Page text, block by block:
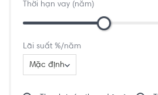
Thời hạn vay (năm)
Lãi suất %/năm
Mặc định